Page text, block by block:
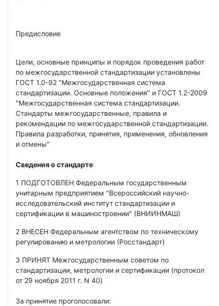
Предисловие
Цели, основные принципы и порядок проведения работ
по межгосударственной стандартизации установлены
ГОСТ 1.0-92 "Межгосударственная система
стандартизации. Основные положения" и ГОСТ 1.2-2009
"Межгосударственная система стандартизации.
Стандарты межгосударственные, правила и
рекомендации по межгосударственной стандартизации.
Правила разработки, принятия, применения, обновления
и отмены"
Сведения о стандарте
1 ПОДГОТОВЛЕН Федеральным государственным
унитарным предприятием "Всероссийский научно-
исследовательский институт стандартизации и
сертификации в машиностроении" (ВНИИНМАШ)
2 ВНЕСЕН Федеральным агентством по техническому
регулированию и метрологии (Росстандарт)
3 ПРИНЯТ Межгосударственным советом по
стандартизации, метрологии и сертификации (протокол
от 29 ноября 2011 г. N 40)
За принятие проголосовали: